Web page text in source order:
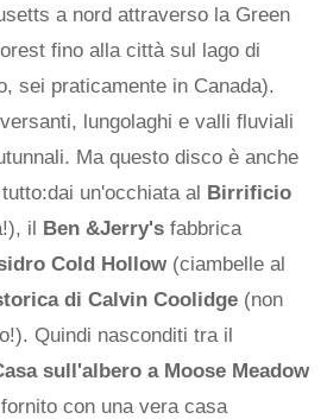
a nord attraverso la Green
fino alla città sul lago di
sei praticamente in Canada).
lungolaghi e valli fluviali
Ma questo disco è anche
un'occhiata al Birrificio
il Ben &Jerry's fabbrica
Cold Hollow (ciambelle al
di Calvin Coolidge (non
Quindi nasconditi tra il
sull'albero a Moose Meadow
con una vera casa